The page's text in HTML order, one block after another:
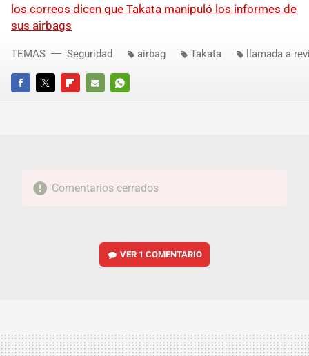
los correos dicen que Takata manipuló los informes de
sus airbags
FACEBOOKTWITTERFLIPBOARD
E-
WHATSAPP
TEMAS Seguridad airbag Takata llamada a
Comentarios cerrados
VER 1 COMENTARIO